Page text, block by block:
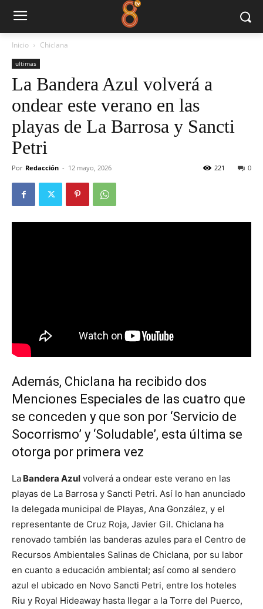
Inicio Chiclana
ultimas
La Bandera Azul volverá a
ondear este verano en las
playas de La Barrosa y Sancti
Petri
Por Redacción - 12 mayo, 2026 0
221
Además, Chiclana ha recibido dos
Menciones Especiales de las cuatro que
se conceden y que son por ‘Servicio de
Socorrismo’ y ‘Soludable’, esta última se
otorga por primera vez
La Bandera Azul volverá a ondear este verano en las
playas de La Barrosa y Sancti Petri. Así lo han anunciado
la delegada municipal de Playas, Ana González, y el
representante de Cruz Roja, Javier Gil. Chiclana ha
renovado también las banderas azules para el Centro de
Recursos Ambientales Salinas de Chiclana, por su labor
en cuanto a educación ambiental; así como al sendero
azul el ubicado en Novo Sancti Petri, entre los hoteles
Riu y Royal Hideaway hasta llegar a la Torre del Puerco,